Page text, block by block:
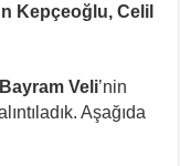
Kepçeoğlu, Cel il
Vel i’nin
Aşağıda